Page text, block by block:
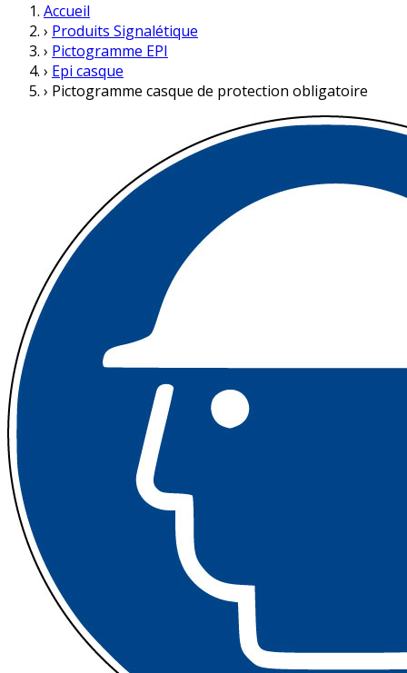
Accueil
› Produits Signalétique
› Pictogramme EPI
› Epi casque
› Pictogramme casque de protection obligatoire